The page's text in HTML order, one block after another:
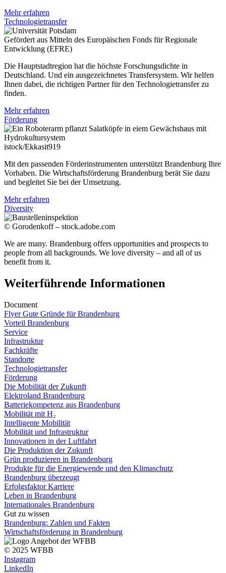
Mehr erfahren
Technologietransfer
Gefördert aus Mitteln des Europäischen Fonds für Regionale
Entwicklung (EFRE)
Die Hauptstadtregion hat die höchste Forschungsdichte in
Deutschland. Und ein ausgezeichnetes Transfersystem. Wir helfen
Ihnen dabei, die richtigen Partner für den Technologietransfer zu
finden.
Mehr erfahren
Förderung
istock/Ekkasit919
Mit den passenden Förderinstrumenten unterstützt Brandenburg Ihre
Vorhaben. Die Wirtschaftsförderung Brandenburg berät Sie dazu
und begleitet Sie bei der Umsetzung.
Mehr erfahren
Diversity
© Gorodenkoff – stock.adobe.com
We are many. Brandenburg offers opportunities and prospects to
people from all backgrounds. We love diversity – and all of us
benefit from it.
Weiterführende Informationen
Document
Flyer Gute Gründe für Brandenburg
Vorteil Brandenburg
Service
Infrastruktur
Fachkräfte
Standorte
Technologietransfer
Förderung
Die Mobilität der Zukunft
Elektroland Brandenburg
Batteriekompetenz aus Brandenburg
Mobilität mit H₂
Intelligente Mobilität
Mobilität und Infrastruktur
Innovationen in der Luftfahrt
Die Produktion der Zukunft
Grün produzieren in Brandenburg
Produkte für die Energiewende und den Klimaschutz
Brandenburg überzeugt
Erfolgsfaktor Karriere
Leben in Brandenburg
Internationales Brandenburg
Gut zu wissen
Brandenburg: Zahlen und Fakten
Wirtschaftsförderung in Brandenburg
© 2025 WFBB
Instagram
LinkedIn